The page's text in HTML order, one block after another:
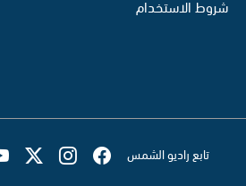
شروط الاستخدام
تابع راديو الشمس